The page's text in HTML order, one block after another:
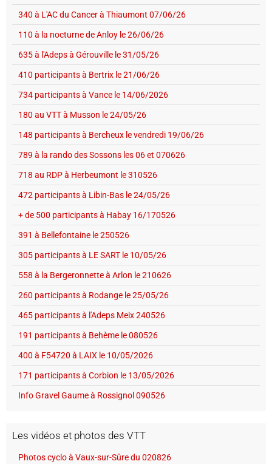
340 à L'AC du Cancer à Thiaumont 07/06/26
110 à la nocturne de Anloy le 26/06/26
635 à l'Adeps à Gérouville le 31/05/26
410 participants à Bertrix le 21/06/26
734 participants à Vance le 14/06/2026
180 au VTT à Musson le 24/05/26
148 participants à Bercheux le vendredi 19/06/26
789 à la rando des Sossons les 06 et 070626
718 au RDP à Herbeumont le 310526
472 participants à Libin-Bas le 24/05/26
+ de 500 participants à Habay 16/170526
391 à Bellefontaine le 250526
305 participants à LE SART le 10/05/26
558 à la Bergeronnette à Arlon le 210626
260 participants à Rodange le 25/05/26
465 participants à l'Adeps Meix 240526
191 participants à Behème le 080526
400 à F54720 à LAIX le 10/05/2026
171 participants à Corbion le 13/05/2026
Info Gravel Gaume à Rossignol 090526
Les vidéos et photos des VTT
Photos cyclo à Vaux-sur-Sûre du 020826